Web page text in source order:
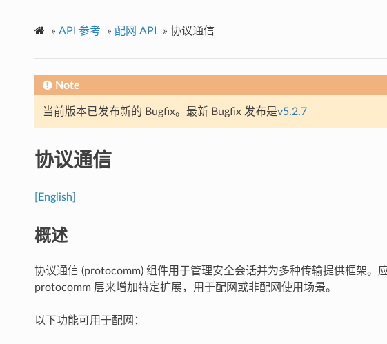
» API 参考 » 配网 API » 协议通信
Note
当前版本已发布新的 Bugfix。最新 Bugfix 发布是v5.2.7
协议通信
[English]
概述
协议通信 (protocomm) 组件用于管理安全会话并为多种传输提供框架。
protocomm 层来增加特定扩展，用于配网或非配网使用场景。
以下功能可用于配网：